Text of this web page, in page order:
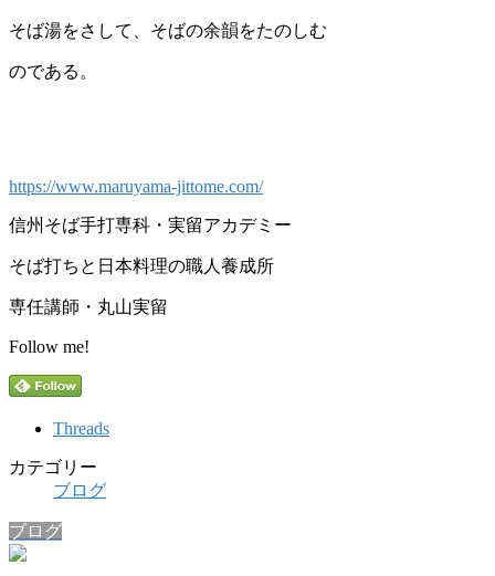
そば湯をさして、そばの余韻をたのしむ
のである。
https://www.maruyama-jittome.com/
信州そば手打専科・実留アカデミー
そば打ちと日本料理の職人養成所
専任講師・丸山実留
Follow me!
Threads
カテゴリー
ブログ
ブログ